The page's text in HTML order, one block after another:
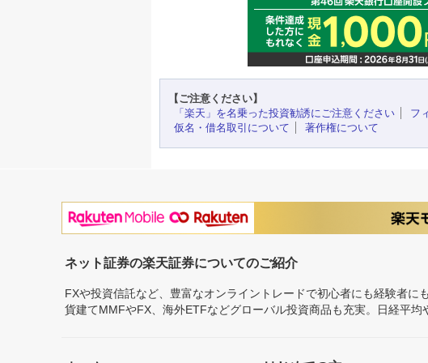
【ご注意ください】
「楽天」を名乗った投資勧誘にご注意ください
フ
仮名・借名取引について
著作権について
ネット証券の楽天証券についてのご紹介
FXや投資信託など、豊富なオンライントレードで初心者にも経験者
貨建てMMFやFX、海外ETFなどグローバル投資商品も充実。日経平均